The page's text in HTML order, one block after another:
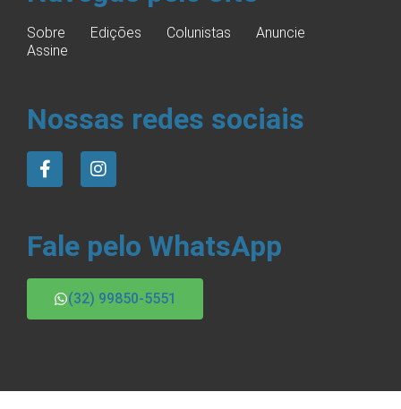
Sobre Edições Colunistas
Anuncie
Assine
Nossas redes sociais
Fale pelo WhatsApp
(32) 99850-5551